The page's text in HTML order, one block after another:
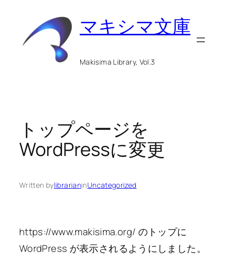
マキシマ文庫
Makisima Library, Vol.3
トップページを
WordPressに変更
Written bylibrarianinUncategorized
https://www.makisima.org/ のトップに
WordPress が表示されるようにしました。